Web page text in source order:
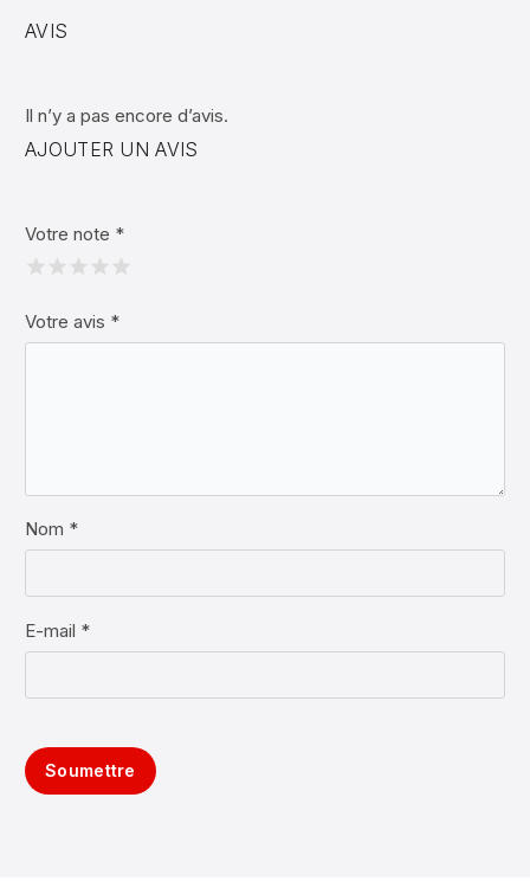
AVIS
Il n’y a pas encore d’avis.
AJOUTER UN AVIS
Votre note *
Votre avis *
Nom *
E-mail *
Soumettre